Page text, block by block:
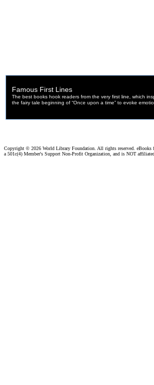
Copyright © 2026 World Library Foundation. All rights reserved.
a 501c(4) Member's Support Non-Profit Organization, and is NOT